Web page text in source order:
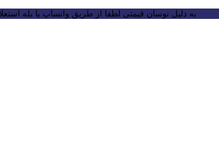
به دلیل نوسان قیمتی لطفا از طریق واتساپ یا بله